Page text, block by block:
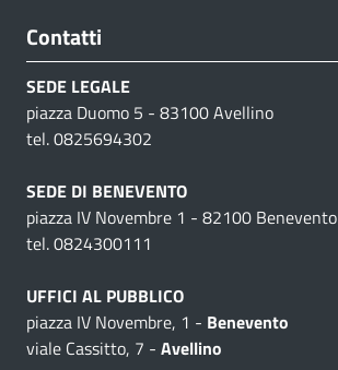
Contatti
SEDE LEGALE
piazza Duomo 5 - 83100 Avellino
tel. 0825694302
SEDE DI BENEVENTO
piazza IV Novembre 1 - 82100 Benevento
tel. 0824300111
UFFICI AL PUBBLICO
piazza IV Novembre, 1 - Benevento
viale Cassitto, 7 - Avellino